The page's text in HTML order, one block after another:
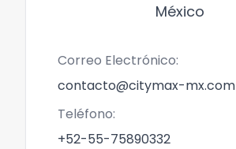
México
Correo Electrónico:
contacto@citymax-mx.com
Teléfono:
+52-55-75890332